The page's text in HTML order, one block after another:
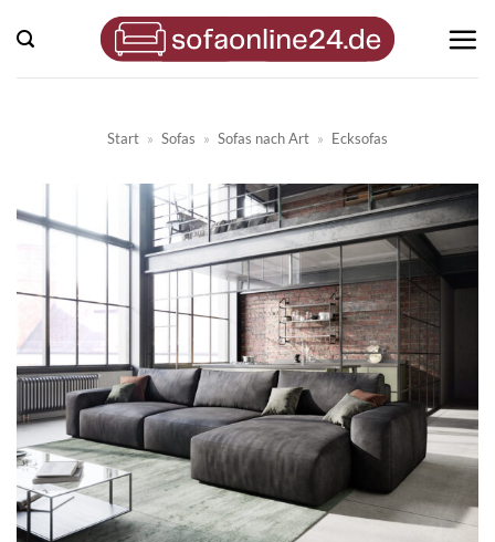
Inhalt
springen
Start » Sofas » Sofas nach Art » Ecksofas